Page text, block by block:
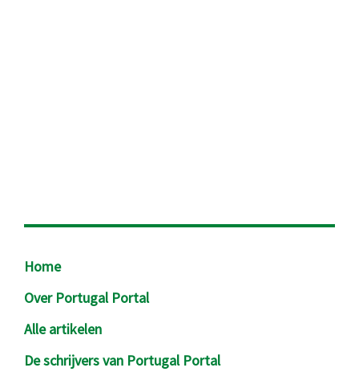
Footer
Home
Over Portugal Portal
Alle artikelen
De schrijvers van Portugal Portal